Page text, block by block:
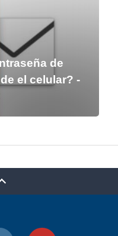
de
el celular? -